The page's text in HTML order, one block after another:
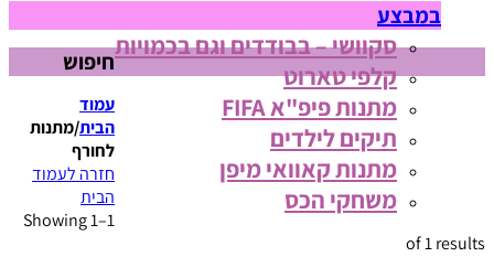
במבצע
סקוושי – בבודדים וגם בכמויות
קלפי טארוט
מתנות פיפ"א FIFA
תיקים לילדים
מתנות קאוואי מיפן
משחקי הכס
חיפוש
עמוד
הבית/מתנות
לחורף
חזרה לעמוד
הבית
Showing 1–1
of 1 results